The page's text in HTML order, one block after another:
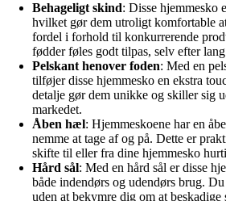
Behageligt skind: Disse hjemmesko
hvilket gør dem utroligt komfortable
fordel i forhold til konkurrerende
fødder føles godt tilpas, selv efter
Pelskant henover foden: Med en
tilføjer disse hjemmesko en ekstra
detalje gør dem unikke og skiller sig
markedet.
Åben hæl: Hjemmeskoene har en
nemme at tage af og på. Dette er
skifte til eller fra dine hjemmesko
Hård sål: Med en hård sål er disse
både indendørs og udendørs brug.
uden at bekymre dig om at beskadige